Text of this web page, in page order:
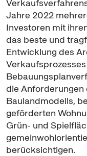
Jahre 2022
Investoren mit
das beste und
Entwicklung des
die Anforderungen
Baulandmodells,
geförderten
Grün- und
berücksichtigen.